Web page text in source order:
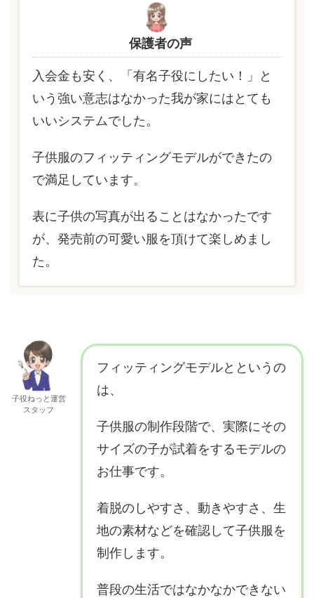
保護者の声
入会金も安く、「有名子役にしたい！」と
いう強い意志はなかった我が家にはとても
いいシステムでした。
子供服のフィッティングモデルができたの
で満足しています。
表に子供の写真が出ることはなかったです
が、発売前の可愛い服を頂けて楽しめまし
た。
子役ねっと運営
スタッフ
フィッティングモデルとというの
は、
子供服の制作段階で、実際にその
サイズの子が試着をするモデルの
お仕事です。
着脱のしやすさ、動きやすさ、生
地の素材などを確認して子供服を
制作します。
普段の生活ではなかなかできない